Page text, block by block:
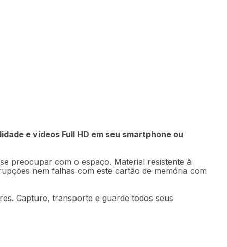
e vídeos Full HD em seu smartphone ou
preocupar com o espaço. Material resistente à
nem falhas com este cartão de memória com
Capture, transporte e guarde todos seus